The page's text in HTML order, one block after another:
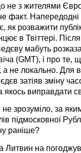
не з жителями
факт. Напередодні
як розважити
в Твіттері.
мабуть
(GMT), і про те,
не локально. Для
затіяв зміну
якось виправдати
зрозуміло, за
підмосковної
раніше?
Литвин на